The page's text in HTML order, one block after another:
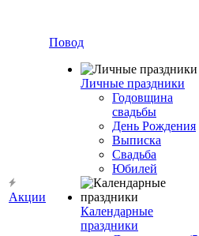
Акции
Повод
Личные праздники
Годовщина
свадьбы
День Рождения
Выписка
Свадьба
Юбилей
Календарные
праздники